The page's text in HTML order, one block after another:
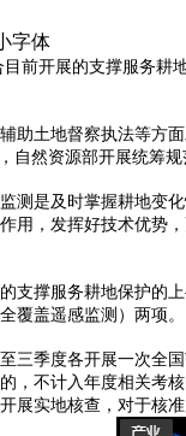
前开展的支撑服务
助土地督察执法等
然资源部开展统筹规
测是及时掌握耕地
用，发挥好技术优
撑服务耕地保护的
覆盖遥感监测）两项。
三季度各开展一次
不计入年度相关考
实地核查，对于核